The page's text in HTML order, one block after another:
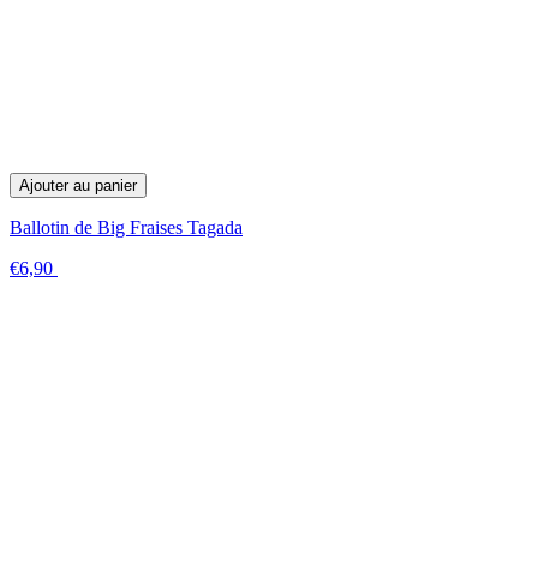
Ajouter au panier
Ballotin de Big Fraises Tagada
€6,90